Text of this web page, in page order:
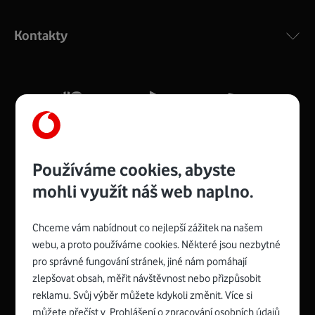
silný signál pro celou domácnost. Kompaktní rozměry 21
Více o COMPAL CH7465VF
Zyxel VMG8623-T50B:
Rozměry modemu jsou 16 x 22 x 7,5 cm (včetně stojánku)
a nabízí 4 gigabitové LAN porty a bezdrátové připojení Wi-
Spojte se s Vodafonem
Kontakty
Používáme cookies, abyste
mohli využít náš web naplno.
Chceme vám nabídnout co nejlepší zážitek na našem
webu, a proto používáme cookies. Některé jsou nezbytné
pro správné fungování stránek, jiné nám pomáhají
zlepšovat obsah, měřit návštěvnost nebo přizpůsobit
reklamu. Svůj výběr můžete kdykoli změnit. Více si
můžete přečíst v Prohlášení o zpracování osobních údajů